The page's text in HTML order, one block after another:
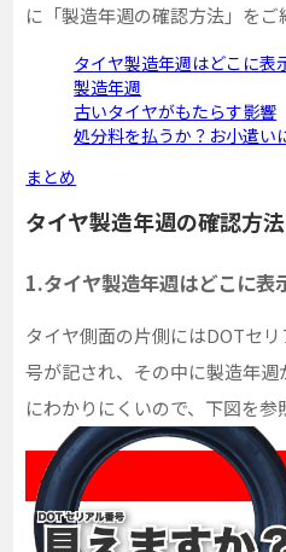
に「製造年週の確認方法」をご
タイヤ製造年週はどこに表
製造年週
古いタイヤがもたらす影響
処分料を払うか？お小遣い
まとめ
タイヤ製造年週の確認方法
1.タイヤ製造年週はどこに表
タイヤ側面の片側にはDOTセ
号が記され、その中に製造年
にわかりにくいので、下図を参